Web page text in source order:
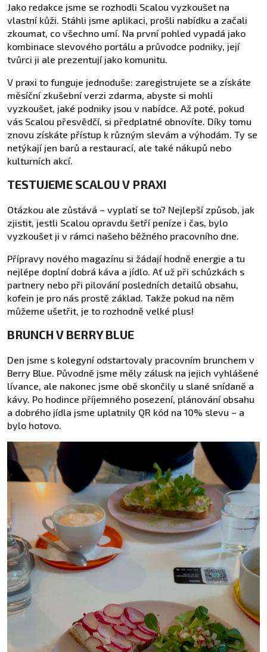
Jako redakce jsme se rozhodli Scalou vyzkoušet na
vlastní kůži. Stáhli jsme aplikaci, prošli nabídku a začali
zkoumat, co všechno umí. Na první pohled vypadá jako
kombinace slevového portálu a průvodce podniky, její
tvůrci ji ale prezentují jako komunitu.
V praxi to funguje jednoduše: zaregistrujete se a získáte
měsíční zkušební verzi zdarma, abyste si mohli
vyzkoušet, jaké podniky jsou v nabídce. Až poté, pokud
vás Scalou přesvědčí, si předplatné obnovíte. Díky tomu
znovu získáte přístup k různým slevám a výhodám. Ty se
netýkají jen barů a restaurací, ale také nákupů nebo
kulturních akcí.
TESTUJEME SCALOU V PRAXI
Otázkou ale zůstává – vyplatí se to? Nejlepší způsob, jak
zjistit, jestli Scalou opravdu šetří peníze i čas, bylo
vyzkoušet ji v rámci našeho běžného pracovního dne.
Přípravy nového magazínu si žádají hodně energie a tu
nejlépe doplní dobrá káva a jídlo. Ať už při schůzkách s
partnery nebo při pilování posledních detailů obsahu,
kofein je pro nás prostě základ. Takže pokud na něm
můžeme ušetřit, je to rozhodně velké plus!
BRUNCH V BERRY BLUE
Den jsme s kolegyní odstartovaly pracovním brunchem v
Berry Blue. Původně jsme měly zálusk na jejich vyhlášené
lívance, ale nakonec jsme obě skončily u slané snídaně a
kávy. Po hodince příjemného posezení, plánování obsahu
a dobrého jídla jsme uplatnily QR kód na 10% slevu – a
bylo hotovo.